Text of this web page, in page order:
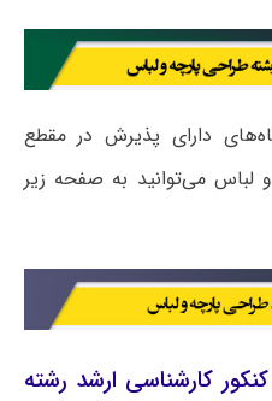
دارای پذیرش در مقطع
لباس می‌توانید به صفحه زیر
کارشناسی ارشد رشته